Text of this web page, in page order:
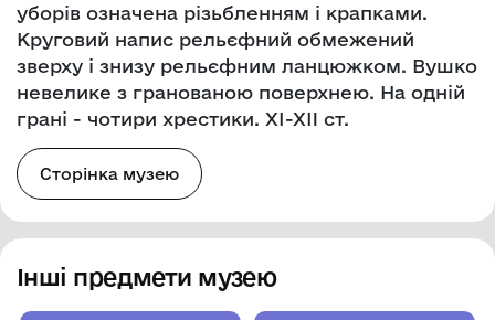
уборів означена різьбленням і крапками.
Круговий напис рельєфний обмежений
зверху і знизу рельєфним ланцюжком. Вушко
невелике з гранованою поверхнею. На одній
грані - чотири хрестики. XI-XII ст.
Сторінка музею
Інші предмети музею